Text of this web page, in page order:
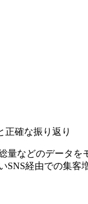
正確な振り返り
などのデータ
経由での集客